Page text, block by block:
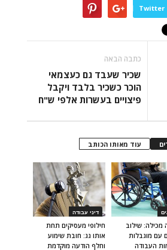
Twitter
כתבה הבאה
שכיר שעבד גם כעצמאי
הוכר כשכיר בלבד ויקבל
פיצויים בעשרות אלפי ש"ח
עוד מאותו הכותב
דיני עבודה
חילופי מעסיקים תחת
אותו גג: חובת שימוע
וחלף הודעה מוקדמת
מכילה: שילוב
עם מוגבלות
העבודה